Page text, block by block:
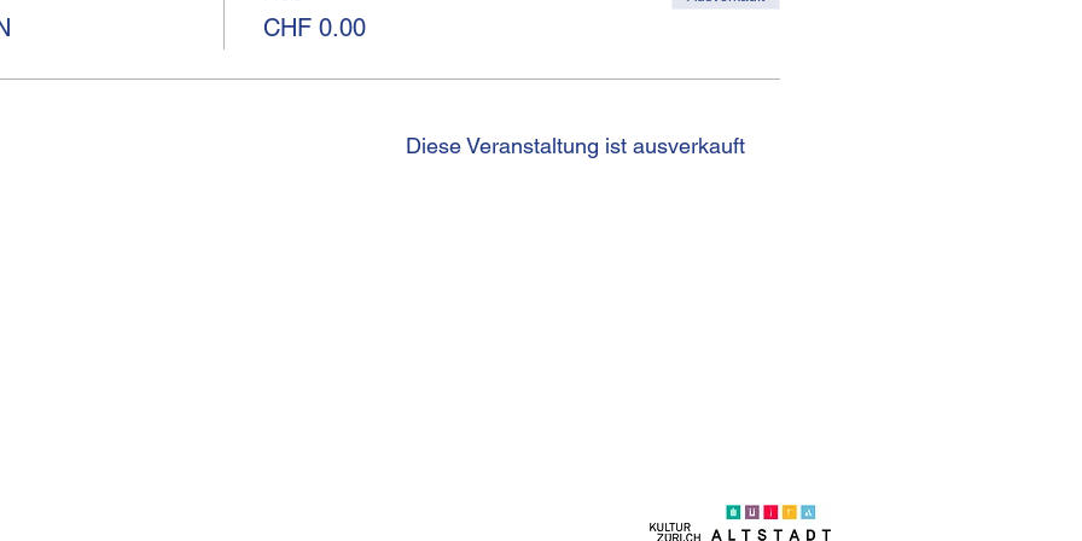
CHF 0.00
Diese Veranstaltung ist ausverkauft